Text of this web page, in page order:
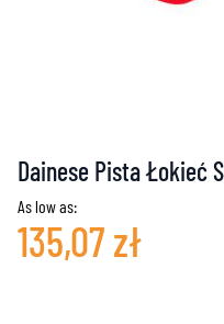
Dainese Pista Łokieć
As low as:
135,07 zł